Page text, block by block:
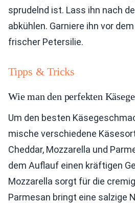
sprudelnd ist. Lass ihn nach
abkühlen. Garniere ihn vor
frischer Petersilie.
Tipps & Tricks
Wie man den perfekten
Um den besten
mische verschiedene
Cheddar, Mozzarella und
dem Auflauf einen kräftigen
Mozzarella sorgt für die
Parmesan bringt eine salzige